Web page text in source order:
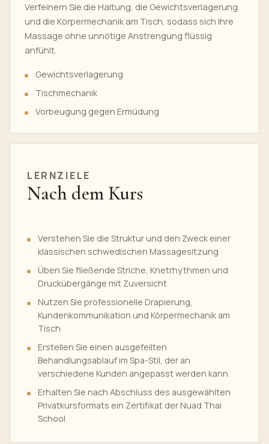
Verfeinern Sie die Haltung, die Gewichtsverlagerung
und die Körpermechanik am Tisch, sodass sich Ihre
Massage ohne unnötige Anstrengung flüssig
anfühlt.
Gewichtsverlagerung
Tischmechanik
Vorbeugung gegen Ermüdung
LERNZIELE
Nach dem Kurs
Verstehen Sie die Struktur und den Zweck einer
klassischen schwedischen Massagesitzung
Üben Sie fließende Striche, Knetrhythmen und
Druckübergänge mit Zuversicht
Nutzen Sie professionelle Drapierung,
Kundenkommunikation und Körpermechanik am
Tisch
Erstellen Sie einen ausgefeilten
Behandlungsablauf im Spa-Stil, der an
verschiedene Kunden angepasst werden kann
Erhalten Sie nach Abschluss des ausgewählten
Privatkursformats ein Zertifikat der Nuad Thai
School